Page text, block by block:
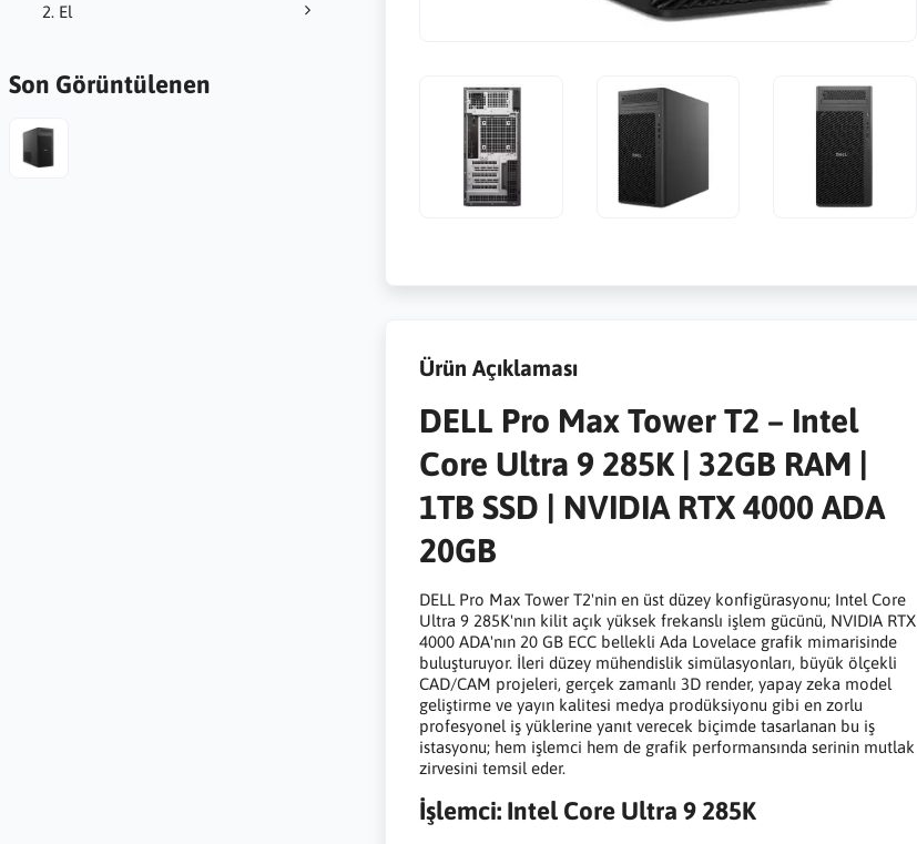
2. El
Son Görüntülenen
Ürün Açıklaması
DELL Pro Max Tower T2 – Intel
Core Ultra 9 285K | 32GB RAM |
1TB SSD | NVIDIA RTX 4000 ADA
20GB
DELL Pro Max Tower T2'nin en üst düzey konfigürasyonu; Intel Core
Ultra 9 285K'nın kilit açık yüksek frekanslı işlem gücünü, NVIDIA RTX
4000 ADA'nın 20 GB ECC bellekli Ada Lovelace grafik mimarisinde
buluşturuyor. İleri düzey mühendislik simülasyonları, büyük ölçekli
CAD/CAM projeleri, gerçek zamanlı 3D render, yapay zeka model
geliştirme ve yayın kalitesi medya prodüksiyonu gibi en zorlu
profesyonel iş yüklerine yanıt verecek biçimde tasarlanan bu iş
istasyonu; hem işlemci hem de grafik performansında serinin mutlak
zirvesini temsil eder.
İşlemci: Intel Core Ultra 9 285K